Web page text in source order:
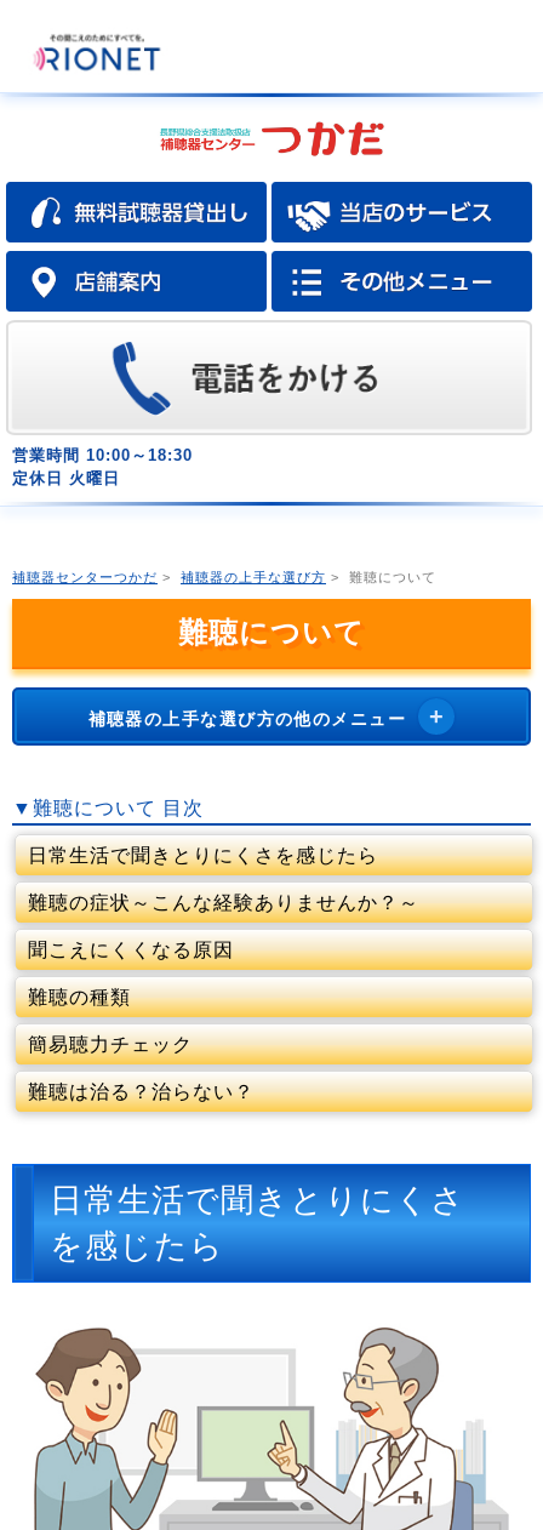
営業時間 10:00～18:30
定休日
火曜日
補聴器センターつかだ > 補聴器の上手な選び方 > 難聴について
難聴について
補聴器の上手な選び方の他のメニュー
▼ 難聴について 目次
日常生活で聞きとりにくさを感じたら
難聴の症状～こんな経験ありませんか？～
聞こえにくくなる原因
難聴の種類
簡易聴力チェック
難聴は治る？治らない？
日常生活で聞きとりにくさ
を感じたら